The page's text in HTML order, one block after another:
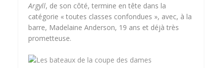
Argyll, de son côté, termine en tête dans la
catégorie « toutes classes confondues », avec, à la
barre, Madelaine Anderson, 19 ans et déjà très
prometteuse.